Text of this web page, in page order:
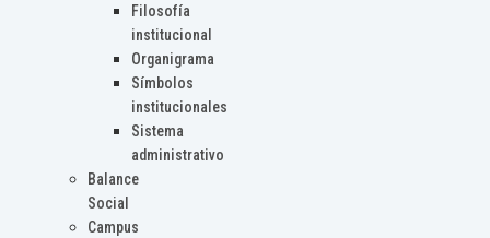
Filosofía
institucional
Organigrama
Símbolos
institucionales
Sistema
administrativo
Balance
Social
Campus